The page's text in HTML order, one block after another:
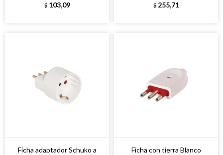
$ 103,09 $ 255,71
Ficha adaptador Schuko a
Ficha con tierra Blanco